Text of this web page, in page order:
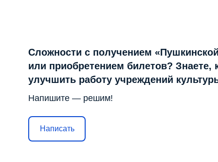
Сложности с получением
или приобретением билетов? Знаете,
улучшить работу учреждений
Напишите — решим!
Написать